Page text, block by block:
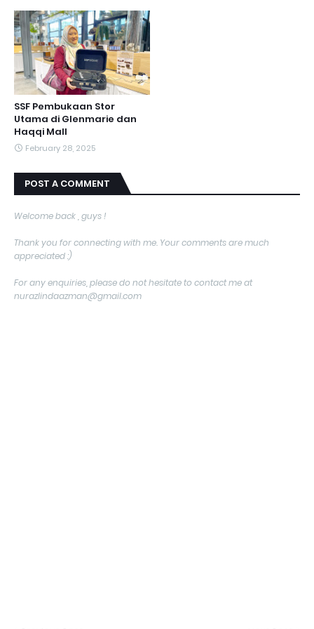
SSF Pembukaan Stor
Utama di Glenmarie dan
Haqqi Mall
February 28, 2025
POST A COMMENT
Welcome back , guys !
Thank you for connecting with me. Your comments are much
appreciated :)
For any enquiries, please do not hesitate to contact me at
nurazlindaazman@gmail.com